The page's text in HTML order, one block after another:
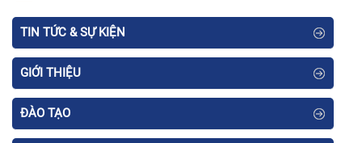
TIN TỨC & SỰ KIỆN
GIỚI THIỆU
ĐÀO TẠO